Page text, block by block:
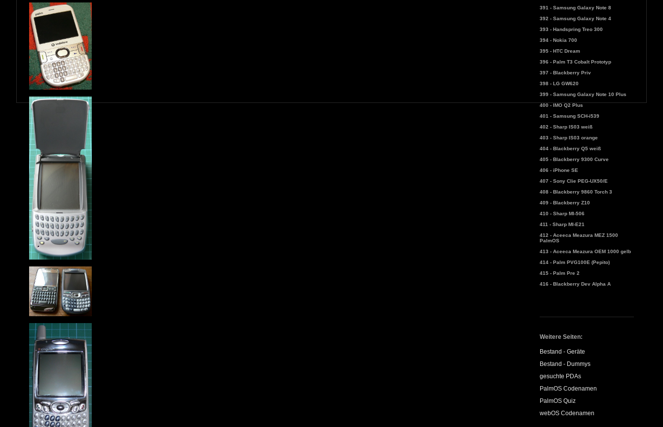
391 - Samsung Galaxy Note 8
392 - Samsung Galaxy Note 4
393 - Handspring Treo 300
394 - Nokia 700
395 - HTC Dream
396 - Palm T3 Cobalt Prototyp
397 - Blackberry Priv
398 - LG GW620
399 - Samsung Galaxy Note 10 Plus
400 - IMO Q2 Plus
401 - Samsung SCH-i539
402 - Sharp IS03 weiß
403 - Sharp IS03 orange
404 - Blackberry Q5 weiß
405 - Blackberry 9300 Curve
406 - iPhone SE
407 - Sony Clie PEG-UX50/E
408 - Blackberry 9860 Torch 3
409 - Blackberry Z10
410 - Sharp MI-506
411 - Sharp MI-E21
412 - Aceeca Meazura MEZ 1500
PalmOS
413 - Aceeca Meazura OEM 1000 gelb
414 - Palm PVG100E (Pepito)
415 - Palm Pre 2
416 - Blackberry Dev Alpha A
Weitere Seiten:
Bestand - Geräte
Bestand - Dummys
gesuchte PDAs
PalmOS Codenamen
PalmOS Quiz
webOS Codenamen